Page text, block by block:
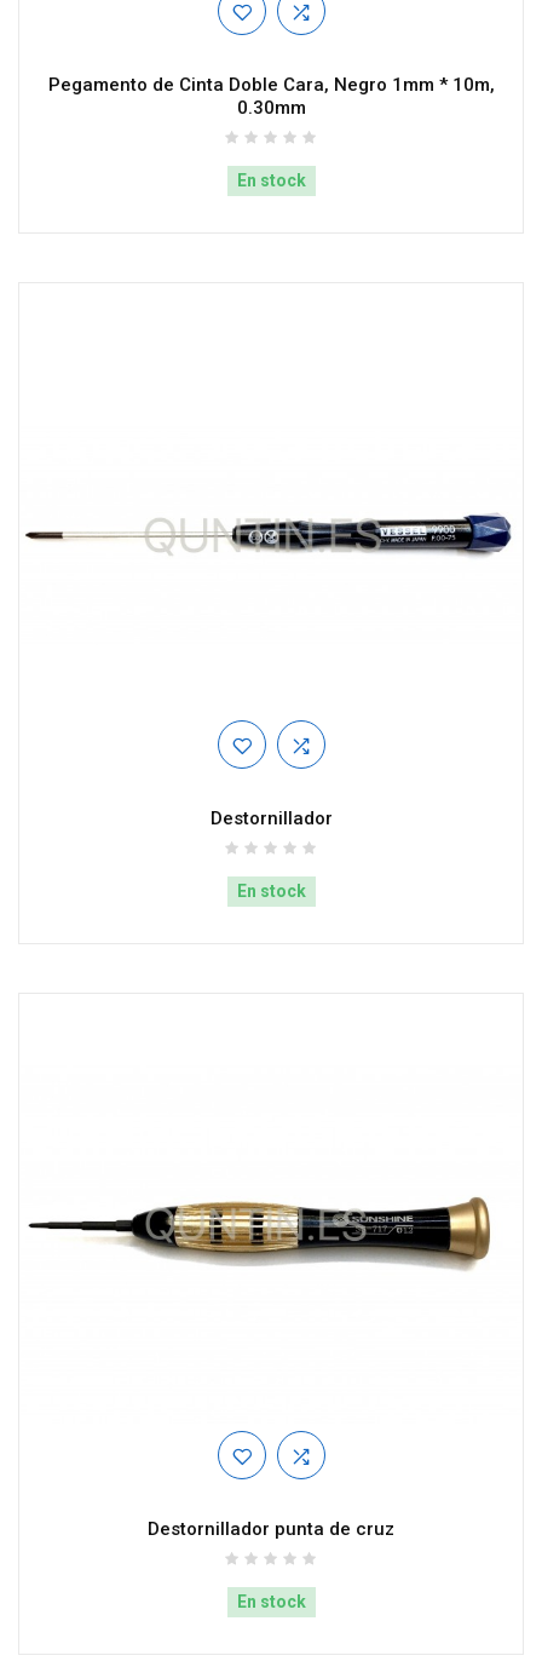
Pegamento de Cinta Doble Cara, Negro 1mm * 10m,
0.30mm
En stock
Destornillador
En stock
Destornillador punta de cruz
En stock